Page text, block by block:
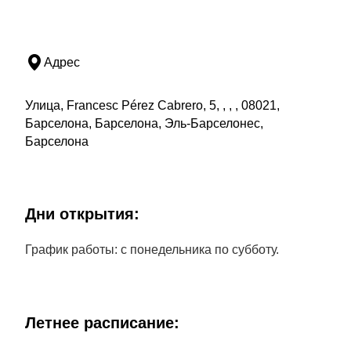
Адрес
Улица, Francesc Pérez Cabrero, 5, , , , 08021,
Барселона, Барселона, Эль-Барселонес,
Барселона
Дни открытия:
График работы: с понедельника по субботу.
Летнее расписание: